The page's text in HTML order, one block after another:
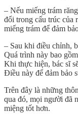
– Nếu miếng trám
đổi trong cấu trúc của
miếng trám để đảm
– Sau khi điều chỉnh,
Quá trình này bao
Khi thực hiện, bác sĩ
Điều này để đảm bảo
Trên đây là những
qua đó, mọi người đã
miệng tốt hơn.